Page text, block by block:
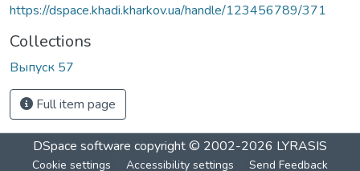
https://dspace.khadi.kharkov.ua/handle/123456789/371
Collections
Выпуск 57
Full item page
DSpace software copyright © 2002-2026 LYRASIS
Cookie settings Accessibility settings Send Feedback